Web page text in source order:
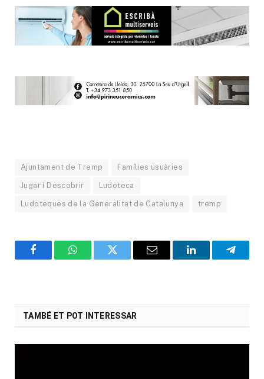
Ajuntament de Tremp Famílies usuàries
Jugar i Descobrir Ludoteca
Ludoteques de la Generalitat de Catalunya tremp
FacebookWhatsAppTwitter Email LinkedIn
TAMBÉ ET POT INTERESSAR